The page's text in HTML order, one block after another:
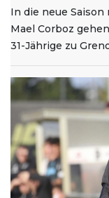
In die neue
Mael Corboz
31-Jährige zu